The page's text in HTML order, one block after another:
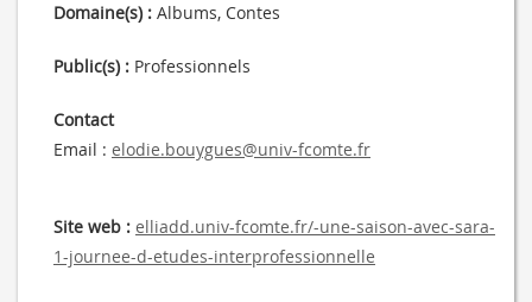
Domaine(s) : Albums, Contes
Public(s) : Professionnels
Contact
Email : elodie.bouygues@univ-fcomte.fr
Site web : elliadd.univ-fcomte.fr/-une-saison-avec-sara-
1-journee-d-etudes-interprofessionnelle